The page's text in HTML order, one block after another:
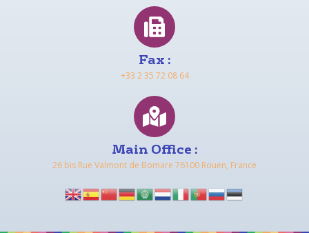
Fax :
+33 2 35 72 08 64
Main Office :
26 bis Rue Valmont de Bomare 76100 Rouen, France